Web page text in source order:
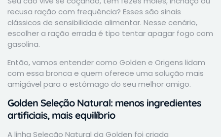
recusa ração com frequência? Esses são sinais
clássicos de sensibilidade alimentar. Nesse cenário,
escolher a ração errada é tipo tentar apagar fogo com
gasolina.
Então, vamos entender como Golden e Origens lidam
com essa bronca e quem oferece uma solução mais
amigável para o estômago do seu melhor amigo.
Golden Seleção Natural: menos ingredientes
artificiais, mais equilíbrio
A linha Seleção Natural da Golden foi criada